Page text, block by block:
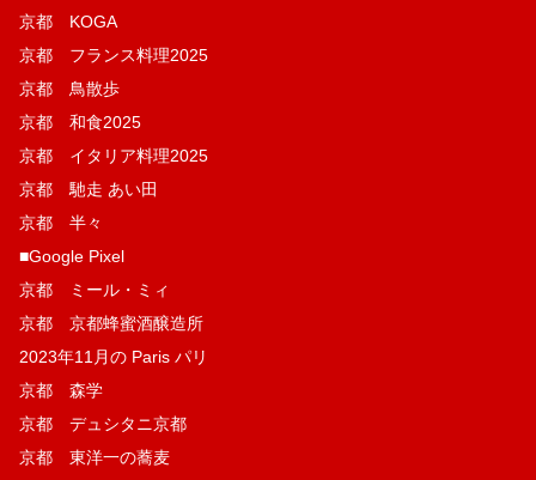
京都 KOGA
京都 フランス料理2025
京都 鳥散歩
京都 和食2025
京都 イタリア料理2025
京都 馳走 あい田
京都 半々
■Google Pixel
京都 ミール・ミィ
京都 京都蜂蜜酒醸造所
2023年11月の Paris パリ
京都 森学
京都 デュシタニ京都
京都 東洋一の蕎麦